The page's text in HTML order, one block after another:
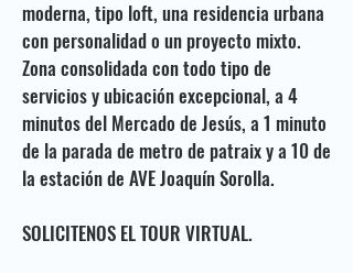
moderna, tipo loft, una residencia urbana
con personalidad o un proyecto mixto.
Zona consolidada con todo tipo de
servicios y ubicación excepcional, a 4
minutos del Mercado de Jesús, a 1 minuto
de la parada de metro de patraix y a 10 de
la estación de AVE Joaquín Sorolla.
SOLICITENOS EL TOUR VIRTUAL.